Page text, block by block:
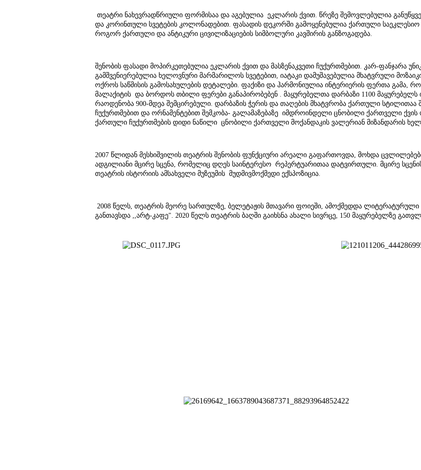
თეატრი ნახევრადწრიული ფორმისაა და აგებულია ეკლარის ქვით. წრეზე შემოვლებულია
და კორინთული სვეტების კოლონადებით. ფასადის დეკორში გამოყენებულია ქართული საეკლესიო
როგორ ქართული და ანტიკური ცივილიზაციების სიმბოლური კავშირის განზოგადება.
შენობის ფასადი მოპირკეთებულია ეკლარის ქვით და მასზენაკვეთი ჩუქურთმებით. კარ-ფანჯარა
გამშვენიერებულია ხელოვნური მარმარილოს სვეტებით, იატაკი დამუშავებულია მხატვრული
ოქროს საწმისის გამოსახულების დეტალები. ფაქიზი და ჰარმონიულია ინტერიერის ფერთა გამა,
მალაქიტის და ბორდოს თბილი ფერები განაპირობებენ . მაყურებელთა დარბაზი 1100 მაყურებელს
რაოდენობა 900-მდეა შემცირებული. დარბაზის ჭერის და თაღების მხატვრობა ქართული
ჩუქურთმებით და ორნამენტებით შემკობა- გალამაზებაზე იმდროინდელი ცნობილი ქართველი ქვის
ქართული ჩუქურთმების დიდი ნაწილი ცნობილი ქართველი მოქანდაკის ვალერიან მიზანდარის
2007 წლიდან მესხიშვილის თეატრის შენობის ფუნქციური არეალი გაფართოვდა, მოხდა
ადგილიანი მცირე სცენა, რომელიც დღეს საინტერესო რეპერტუარითაა დატვირთული. მცირე სცენის
თეატრის ისტორიის ამსახველი მუზეუმის მუდმივმოქმედი ექსპოზიცია.
2008 წელს, თეატრის მეორე სართულზე, ბელეტაჟის მთავარი ფოიეში, ამოქმედდა ლიტერატურული
განთავსდა ,,არტ-კაფე". 2020 წელს თეატრის ბაღში გაიხსნა ახალი სივრცე, 150 მაყურებელზე